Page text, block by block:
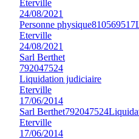
Eterville
24/08/2021
Personne physique810569517
Eterville
24/08/2021
Sarl Berthet
792047524
Liquidation judiciaire
Eterville
17/06/2014
Sarl Berthet792047524
Eterville
17/06/2014